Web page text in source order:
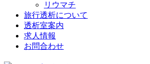
リウマチ
旅行透析について
透析室案内
求人情報
お問合わせ